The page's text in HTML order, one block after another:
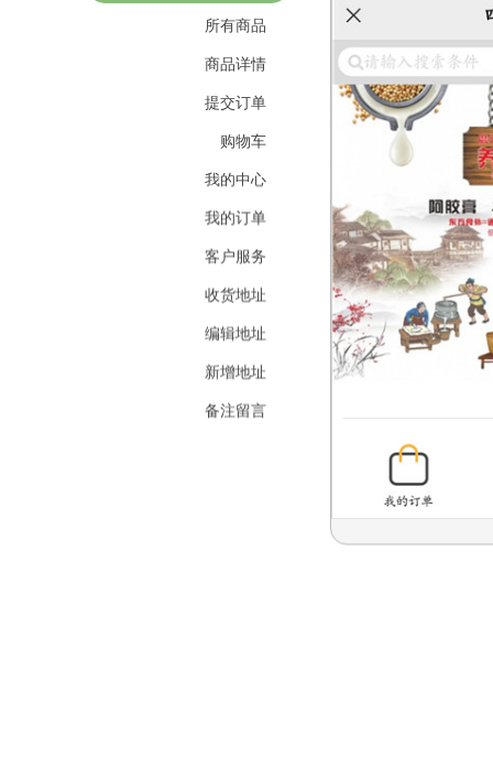
所有商品
商品详情
提交订单
购物车
我的中心
我的订单
客户服务
收货地址
编辑地址
新增地址
备注留言